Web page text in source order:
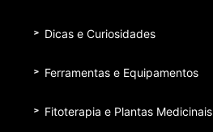
Dicas e Curiosidades
Ferramentas e Equipamentos
Fitoterapia e Plantas Medicinais